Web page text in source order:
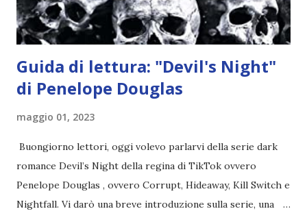
ma questa volta ...
Guida di lettura: "Devil's Night"
di Penelope Douglas
maggio 01, 2023
Buongiorno lettori, oggi volevo parlarvi della serie dark
romance Devil’s Night della regina di TikTok ovvero
Penelope Douglas , ovvero Corrupt, Hideaway, Kill Switch e
Nightfall. Vi darò una breve introduzione sulla serie, una